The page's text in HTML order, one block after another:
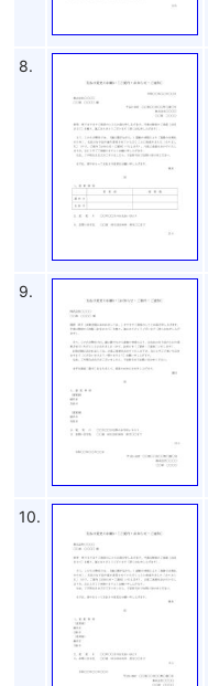
8.
9.
10.